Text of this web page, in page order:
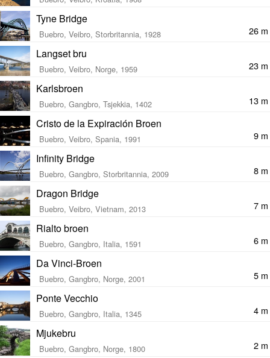
Tyne Bridge
Buebro, Veibro, Storbritannia, 1928 26 m
Langset bru
Buebro, Veibro, Norge, 1959 23 m
Karlsbroen
Buebro, Gangbro, Tsjekkia, 1402 13 m
Cristo de la Expiración Broen
Buebro, Veibro, Spania, 1991 9 m
Infinity Bridge
Buebro, Gangbro, Storbritannia, 2009 8 m
Dragon Bridge
Buebro, Veibro, Vietnam, 2013 7 m
Rialto broen
Buebro, Gangbro, Italia, 1591 6 m
Da Vinci-Broen
Buebro, Gangbro, Norge, 2001 5 m
Ponte Vecchio
Buebro, Gangbro, Italia, 1345 4 m
Mjukebru
Buebro, Gangbro, Norge, 1800 2 m